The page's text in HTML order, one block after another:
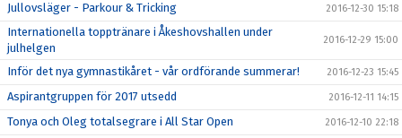
Jullovsläger - Parkour & Tricking 2016-12-30 15:18
Internationella topptränare i Åkeshovshallen under
julhelgen
2016-12-29 15:00
Inför det nya gymnastikåret - vår ordförande summerar! 2016-12-23 15:45
Aspirantgruppen för 2017 utsedd 2016-12-11 14:15
Tonya och Oleg totalsegrare i All Star Open 2016-12-10 22:18